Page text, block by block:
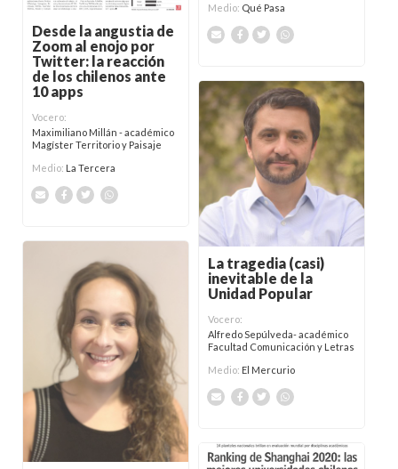
Medio: Qué Pasa
Desde la angustia de
Zoom al enojo por
Twitter: la reacción
de los chilenos ante
10 apps
Vocero:
Maximiliano Millán - académico
Magíster Territorio y Paisaje
Medio: La Tercera
La tragedia (casi)
inevitable de la
Unidad Popular
Vocero:
Alfredo Sepúlveda- académico
Facultad Comunicación y Letras
Medio: El Mercurio